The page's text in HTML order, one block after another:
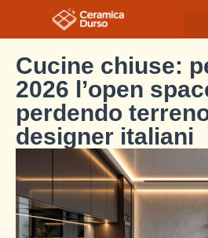
Cucine chiuse:
2026 l’open
perdendo
designer italiani